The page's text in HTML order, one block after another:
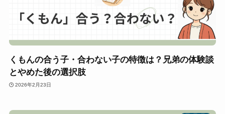
くもんの合う子・合わない子の特徴は？兄弟の体験談
とやめた後の選択肢
2026年2月23日